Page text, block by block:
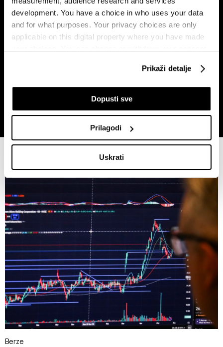
development. You have a choice in who uses your data
and for what purposes. Your privacy choices are only
applicable on this digital property where you have made
If you allow, we would also like to:
Collect information about your geographical
Identify your device by actively scanning it for
specific characteristics (fingerprinting)
Find out more about how your personal data is processed
and set your preferences in the
details section.
Zajednički voditelji obrade su HD-WIN ARENA SPORT
d.o.o. i
. Više o podacima koje obrađujemo kao i
o vašim pravima pročitajte u našojPolitici privatnosti, a
o kolačićima i drugim sličnim tehnologijama uPolitici
. Kolačiće u bilo kojem trenutku možete ponovno
ažurirati klikom na „Prikaži detalje“. Privolu možete u bilo
kojem trenutku povući bez negativnih posljedica.
Prikaži detalje
Dopusti sve
Prilagodi
Uskrati
još najmanje dvije godine
završnicu, na svjetskim tržištima
vlada oprez
Berze